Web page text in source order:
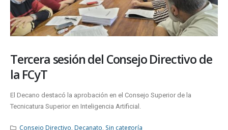
Tercera sesión del Consejo Directivo de
la FCyT
El Decano destacó la aprobación en el Consejo Superior de la
Tecnicatura Superior en Inteligencia Artificial.
Consejo Directivo Decanato Sin categoría